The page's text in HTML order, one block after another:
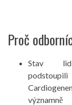
Proč
Stav